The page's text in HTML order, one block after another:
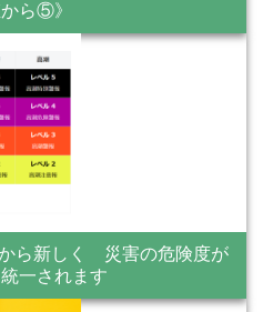
ら⑤》
ら新しく 災害の危険度が
一されます